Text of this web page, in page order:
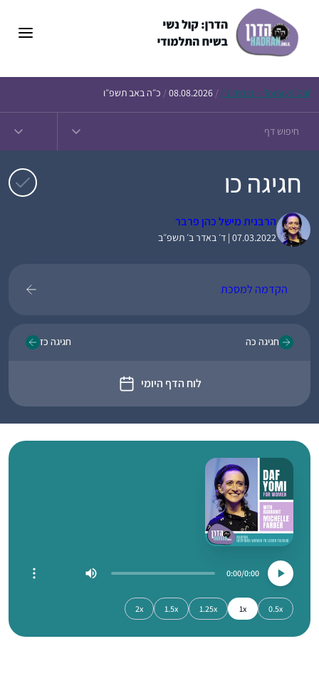
Today’s Daf – זבחים נ״ו /
08.08.2026
/ כ״ה באב תשפ״ו
חגיגה כו
הרבנית מישל כהן פרבר
07.03.2022 | ד׳ באדר ב׳ תשפ״ב
הקדמה למסכת
חגיגה כה
לוח הדף היומי
חגיגה כז
0:00
0:00
0.5x
1x
1.25x
1.5x
2x